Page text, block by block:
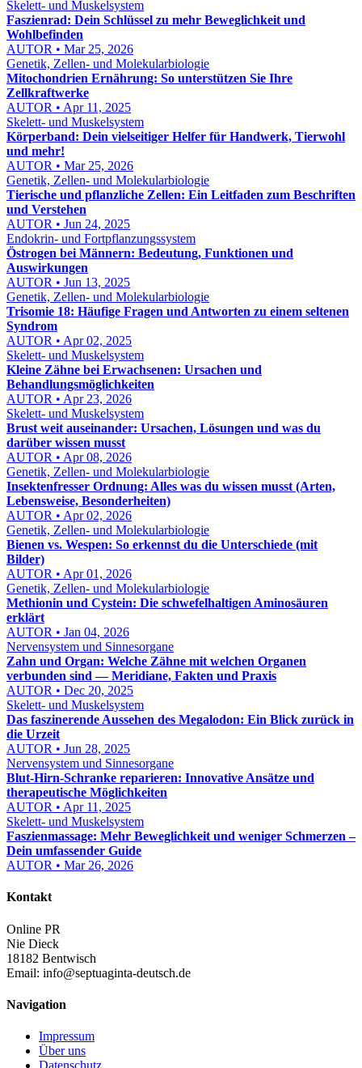
Skelett- und Muskelsystem
Faszienrad: Dein Schlüssel zu mehr Beweglichkeit und
Wohlbefinden
AUTOR • Mar 25, 2026
Genetik, Zellen- und Molekularbiologie
Mitochondrien Ernährung: So unterstützen Sie Ihre
Zellkraftwerke
AUTOR • Apr 11, 2025
Skelett- und Muskelsystem
Körperband: Dein vielseitiger Helfer für Handwerk, Tierwohl
und mehr!
AUTOR • Mar 25, 2026
Genetik, Zellen- und Molekularbiologie
Tierische und pflanzliche Zellen: Ein Leitfaden zum Beschriften
und Verstehen
AUTOR • Jun 24, 2025
Endokrin- und Fortpflanzungssystem
Östrogen bei Männern: Bedeutung, Funktionen und
Auswirkungen
AUTOR • Jun 13, 2025
Genetik, Zellen- und Molekularbiologie
Trisomie 18: Häufige Fragen und Antworten zu einem seltenen
Syndrom
AUTOR • Apr 02, 2025
Skelett- und Muskelsystem
Kleine Zähne bei Erwachsenen: Ursachen und
Behandlungsmöglichkeiten
AUTOR • Apr 23, 2026
Skelett- und Muskelsystem
Brust weit auseinander: Ursachen, Lösungen und was du
darüber wissen musst
AUTOR • Apr 08, 2026
Genetik, Zellen- und Molekularbiologie
Insektenfresser Ordnung: Alles was du wissen musst (Arten,
Lebensweise, Besonderheiten)
AUTOR • Apr 02, 2026
Genetik, Zellen- und Molekularbiologie
Bienen vs. Wespen: So erkennst du die Unterschiede (mit
Bilder)
AUTOR • Apr 01, 2026
Genetik, Zellen- und Molekularbiologie
Methionin und Cystein: Die schwefelhaltigen Aminosäuren
erklärt
AUTOR • Jan 04, 2026
Nervensystem und Sinnesorgane
Zahn und Organ: Welche Zähne mit welchen Organen
verbunden sind — Meridiane, Fakten und Praxis
AUTOR • Dec 20, 2025
Skelett- und Muskelsystem
Das faszinerende Aussehen des Megalodon: Ein Blick zurück in
die Urzeit
AUTOR • Jun 28, 2025
Nervensystem und Sinnesorgane
Blut-Hirn-Schranke reparieren: Innovative Ansätze und
therapeutische Möglichkeiten
AUTOR • Apr 11, 2025
Skelett- und Muskelsystem
Faszienmassage: Mehr Beweglichkeit und weniger Schmerzen –
Dein umfassender Guide
AUTOR • Mar 26, 2026
Kontakt
Online PR
Nie Dieck
18182 Bentwisch
Email: info@septuaginta-deutsch.de
Navigation
Impressum
Über uns
Datenschutz